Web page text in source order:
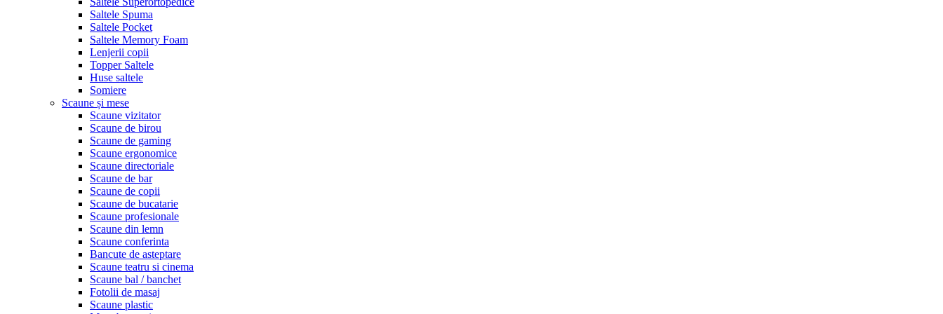
Saltele Spuma
Saltele Pocket
Saltele Memory Foam
Lenjerii copii
Topper Saltele
Huse saltele
Somiere
Scaune și mese
Scaune vizitator
Scaune de birou
Scaune de gaming
Scaune ergonomice
Scaune directoriale
Scaune de bar
Scaune de copii
Scaune de bucatarie
Scaune profesionale
Scaune din lemn
Scaune conferinta
Bancute de asteptare
Scaune teatru si cinema
Scaune bal / banchet
Fotolii de masaj
Scaune plastic